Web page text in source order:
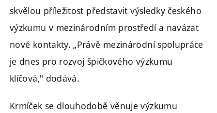
skvělou příležitost představit výsledky českého
výzkumu v mezinárodním prostředí a navázat
nové kontakty. „Právě mezinárodní spolupráce
je dnes pro rozvoj špičkového výzkumu
klíčová," dodává.
Krmíček se dlouhodobě věnuje výzkumu